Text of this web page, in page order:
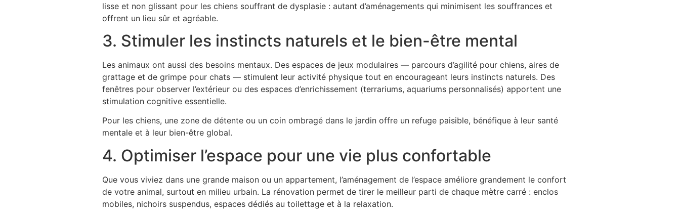
lisse et non glissant pour les chiens souffrant de dysplasie : autant d’aménagements qui minimisent les souffrances et
offrent un lieu sûr et agréable.
3. Stimuler les instincts naturels et le bien-être mental
Les animaux ont aussi des besoins mentaux. Des espaces de jeux modulaires — parcours d’agilité pour chiens, aires de
grattage et de grimpe pour chats — stimulent leur activité physique tout en encourageant leurs instincts naturels. Des
fenêtres pour observer l’extérieur ou des espaces d’enrichissement (terrariums, aquariums personnalisés) apportent une
stimulation cognitive essentielle.
Pour les chiens, une zone de détente ou un coin ombragé dans le jardin offre un refuge paisible, bénéfique à leur santé
mentale et à leur bien-être global.
4. Optimiser l’espace pour une vie plus confortable
Que vous viviez dans une grande maison ou un appartement, l’aménagement de l’espace améliore grandement le confort
de votre animal, surtout en milieu urbain. La rénovation permet de tirer le meilleur parti de chaque mètre carré : enclos
mobiles, nichoirs suspendus, espaces dédiés au toilettage et à la relaxation.